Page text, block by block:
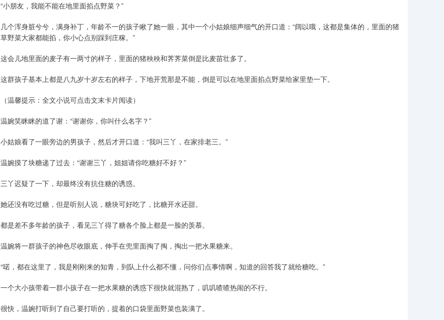
“小朋友，我能不能在地里面掐点野菜？”
几个浑身脏兮兮，满身补丁，年龄不一的孩子瞅了她一眼，其中一个小姑娘细声细气的开口道：“阔以哦，这都是集体的，里面的猪
草野菜大家都能掐，你小心点别踩到庄稼。”
这会儿地里面的麦子有一两寸的样子，里面的猪秧秧和荠荠菜倒是比麦苗壮多了。
这群孩子基本上都是八九岁十岁左右的样子，下地开荒那是不能，倒是可以在地里面掐点野菜给家里垫一下。
（温馨提示：全文小说可点击文末卡片阅读）
温婉笑眯眯的道了谢：“谢谢你，你叫什么名字？”
小姑娘看了一眼旁边的男孩子，然后才开口道：“我叫三丫，在家排老三。”
温婉摸了块糖递了过去：“谢谢三丫，姐姐请你吃糖好不好？”
三丫迟疑了一下，却最终没有抗住糖的诱惑。
她还没有吃过糖，但是听别人说，糖块可好吃了，比糖开水还甜。
都是差不多年龄的孩子，看见三丫得了糖各个脸上都是一脸的羡慕。
温婉将一群孩子的神色尽收眼底，伸手在兜里面掏了掏，掏出一把水果糖来。
“喏，都在这里了，我是刚刚来的知青，到队上什么都不懂，问你们点事情啊，知道的回答我了就给糖吃。”
一个大小孩带着一群小孩子在一把水果糖的诱惑下很快就混熟了，叽叽喳喳热闹的不行。
很快，温婉打听到了自己要打听的，提着的口袋里面野菜也装满了。